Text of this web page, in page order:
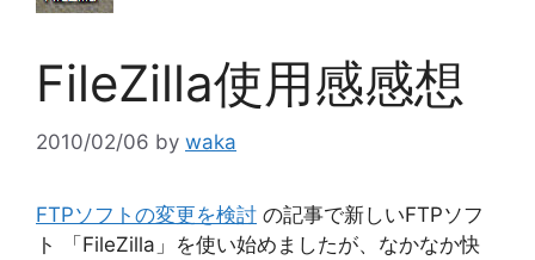
FileZilla使用感感想
2010/02/06 by waka
FTPソフトの変更を検討 の記事で新しいFTPソフ
ト 「FileZilla」を使い始めましたが、なかなか快